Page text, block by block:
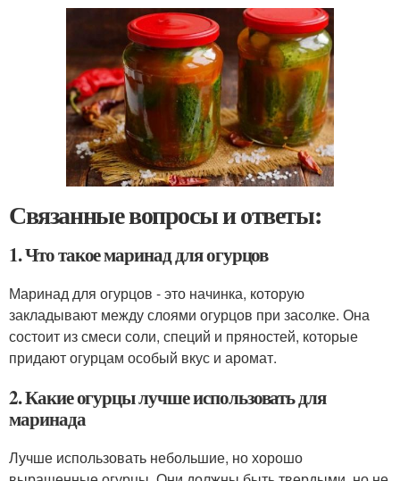
Связанные вопросы и ответы:
1. Что такое маринад для огурцов
Маринад для огурцов - это начинка, которую
закладывают между слоями огурцов при засолке. Она
состоит из смеси соли, специй и пряностей, которые
придают огурцам особый вкус и аромат.
2. Какие огурцы лучше использовать для
маринада
Лучше использовать небольшие, но хорошо